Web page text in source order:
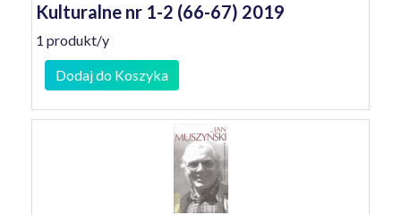
Kulturalne nr 1-2 (66-67) 2019
1 produkt/y
Dodaj do Koszyka